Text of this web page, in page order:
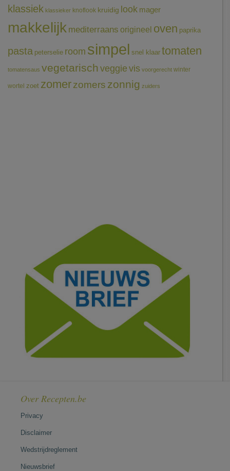
klassiek klassieker knoflook kruidig look mager
makkelijk mediterraans origineel oven paprika
pasta peterselie room simpel snel klaar tomaten
tomatensaus vegetarischveggie vis voorgerecht winter
wortel zoet zomerzomers zonnig zuiders
Over Recepten.be
Privacy
Disclaimer
Wedstrijdreglement
Nieuwsbrief